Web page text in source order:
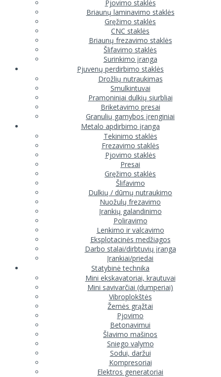
Pjovimo staklės
Briaunų laminavimo staklės
Gręžimo staklės
CNC staklės
Briaunų frezavimo staklės
Šlifavimo staklės
Surinkimo įranga
Pjuvenų perdirbimo staklės
Drožlių nutraukimas
Smulkintuvai
Pramoniniai dulkių siurbliai
Briketavimo presai
Granulių gamybos įrenginiai
Metalo apdirbimo įranga
Tekinimo staklės
Frezavimo staklės
Pjovimo staklės
Presai
Gręžimo staklės
Šlifavimo
Dulkių / dūmų nutraukimo
Nuožulų frezavimo
Įrankių galandinimo
Poliravimo
Lenkimo ir valcavimo
Eksplotacinės medžiagos
Darbo stalai/dirbtuvių įranga
Įrankiai/priedai
Statybinė technika
Mini ekskavatoriai, krautuvai
Mini savivarčiai (dumperiai)
Vibroplokštės
Žemės grąžtai
Pjovimo
Betonavimui
Šlavimo mašinos
Sniego valymo
Sodui, daržui
Kompresoriai
Elektros generatoriai